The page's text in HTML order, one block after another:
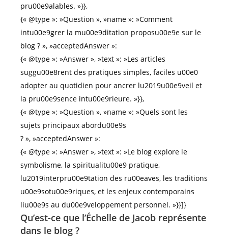
pru00e9alables. »}},
{« @type »: »Question », »name »: »Comment
intu00e9grer la mu00e9ditation proposu00e9e sur le
blog ? », »acceptedAnswer »:
{« @type »: »Answer », »text »: »Les articles
suggu00e8rent des pratiques simples, faciles u00e0
adopter au quotidien pour ancrer lu2019u00e9veil et
la pru00e9sence intu00e9rieure. »}},
{« @type »: »Question », »name »: »Quels sont les
sujets principaux abordu00e9s
? », »acceptedAnswer »:
{« @type »: »Answer », »text »: »Le blog explore le
symbolisme, la spiritualitu00e9 pratique,
lu2019interpru00e9tation des ru00eaves, les traditions
u00e9sotu00e9riques, et les enjeux contemporains
liu00e9s au du00e9veloppement personnel. »}}]}
Qu’est-ce que l’Échelle de Jacob représente
dans le blog ?